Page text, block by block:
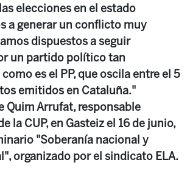
elecciones en el estado
a generar un conflicto muy
dispuestos a seguir
un partido político tan
es el PP, que oscila entre el 5
emitidos en Cataluña."
Quim Arrufat, responsable
la CUP, en Gasteiz el 16 de junio,
"Soberanía nacional y
organizado por el sindicato ELA.